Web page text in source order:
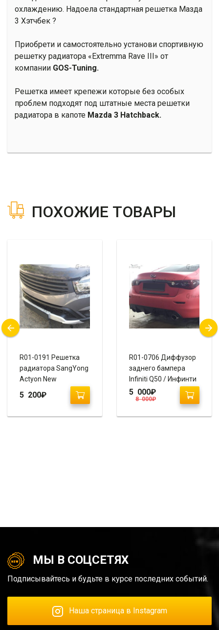
охлаждению. Надоела стандартная решетка Мазда
3 Хэтчбек ?
Приобрети и самостоятельно установи спортивную
решетку радиатора «Extremma Rave III» от
компании GOS-Tuning.
Решетка имеет крепежи которые без особых
проблем подходят под штатные места решетки
радиатора в капоте Mazda 3 Hatchback.
ПОХОЖИЕ ТОВАРЫ
R01-0191 Решетка
радиатора SangYong
Actyon New
5 200₽
R01-0706 Диффузор
заднего бампера
Infiniti Q50 / Инфинти
Q50
8 000₽
5 000₽
МЫ В СОЦСЕТЯХ
Подписывайтесь и будьте в курсе последних событий.
Наша страница в Instagram